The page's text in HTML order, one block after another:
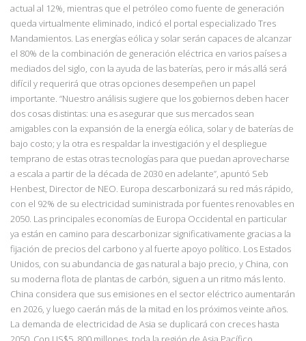
actual al 12%, mientras que el petróleo como fuente de generación
queda virtualmente eliminado, indicó el portal especializado Tres
Mandamientos. Las energías eólica y solar serán capaces de alcanzar
el 80% de la combinación de generación eléctrica en varios países a
mediados del siglo, con la ayuda de las baterías, pero ir más allá será
difícil y requerirá que otras opciones desempeñen un papel
importante. “Nuestro análisis sugiere que los gobiernos deben hacer
dos cosas distintas: una es asegurar que sus mercados sean
amigables con la expansión de la energía eólica, solar y de baterías de
bajo costo; y la otra es respaldar la investigación y el despliegue
temprano de estas otras tecnologías para que puedan aprovecharse
a escala a partir de la década de 2030 en adelante”, apuntó Seb
Henbest, Director de NEO. Europa descarbonizará su red más rápido,
con el 92% de su electricidad suministrada por fuentes renovables en
2050. Las principales economías de Europa Occidental en particular
ya están en camino para descarbonizar significativamente gracias a la
fijación de precios del carbono y al fuerte apoyo político. Los Estados
Unidos, con su abundancia de gas natural a bajo precio, y China, con
su moderna flota de plantas de carbón, siguen a un ritmo más lento.
China considera que sus emisiones en el sector eléctrico aumentarán
en 2026, y luego caerán más de la mitad en los próximos veinte años.
La demanda de electricidad de Asia se duplicará con creces hasta